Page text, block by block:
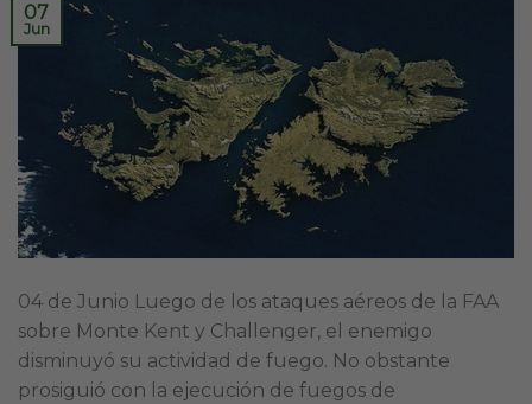
07
Jun
04 de Junio Luego de los ataques aéreos de la FAA
sobre Monte Kent y Challenger, el enemigo
disminuyó su actividad de fuego. No obstante
prosiguió con la ejecución de fuegos de